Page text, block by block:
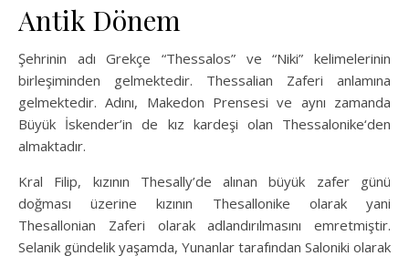
Antik Dönem
Şehrinin adı Grekçe “Thessalos” ve “Niki” kelimelerinin
birleşiminden gelmektedir. Thessalian Zaferi anlamına
gelmektedir. Adını, Makedon Prensesi ve aynı zamanda
Büyük İskender’in de kız kardeşi olan Thessalonike‘den
almaktadır.
Kral Filip, kızının Thesally’de alınan büyük zafer günü
doğması üzerine kızının Thesallonike olarak yani
Thesallonian Zaferi olarak adlandırılmasını emretmiştir.
Selanik gündelik yaşamda, Yunanlar tarafından Saloniki olarak